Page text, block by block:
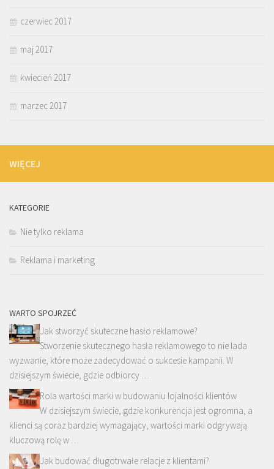
czerwiec 2017
maj 2017
kwiecień 2017
marzec 2017
WIĘCEJ
KATEGORIE
Nie tylko reklama
Reklama i marketing
WARTO SPOJRZEĆ
Jak stworzyć skuteczne hasło reklamowe?
Stworzenie skutecznego hasła reklamowego to nie lada
wyzwanie, które może zadecydować o sukcesie kampanii. W
dzisiejszym świecie, gdzie odbiorcy …
Rola wartości marki w budowaniu lojalności klientów
W dzisiejszym świecie, gdzie konkurencja jest ogromna, a
klienci są coraz bardziej wymagający, wartości marki odgrywają
kluczową rolę w …
Jak budować długotrwałe relacje z klientami?